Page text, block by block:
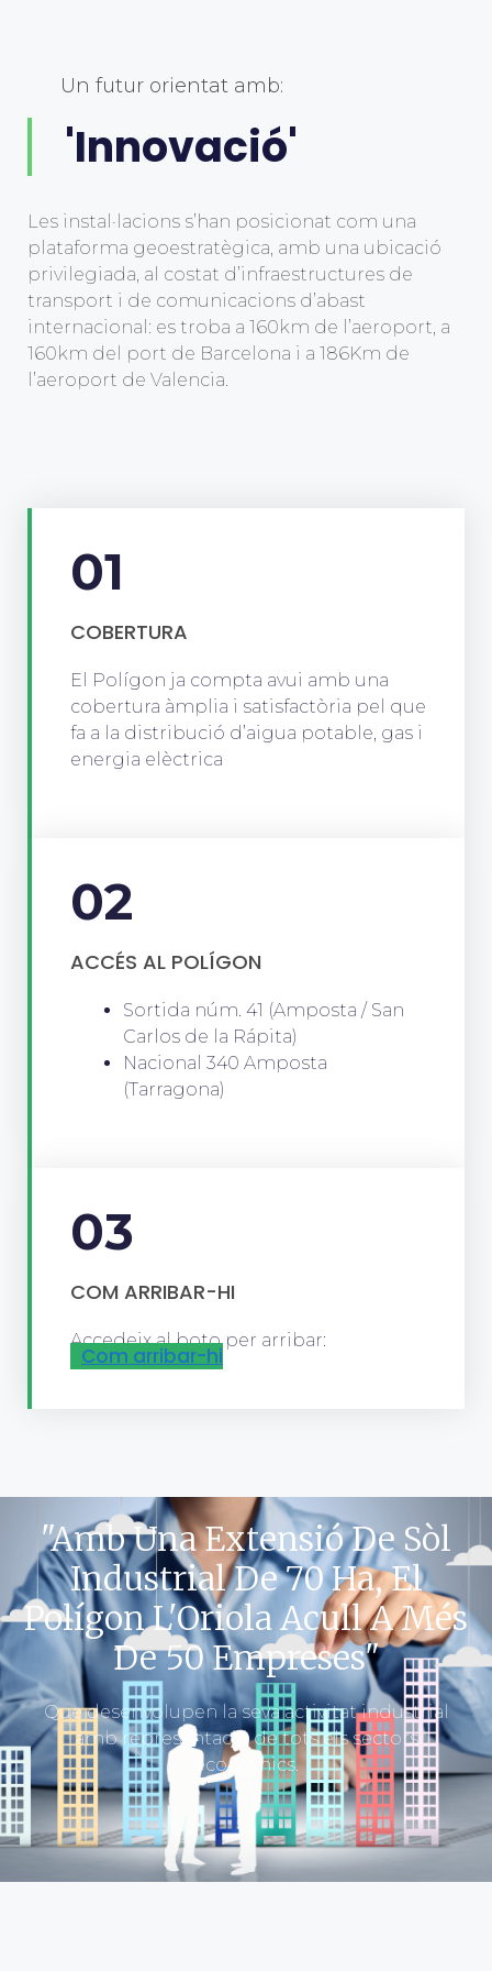
Un futur orientat amb:
'Innovació'
Les instal·lacions s’han posicionat com una
plataforma geoestratègica, amb una ubicació
privilegiada, al costat d’infraestructures de
transport i de comunicacions d’abast
internacional: es troba a 160km de l’aeroport, a
160km del port de Barcelona i a 186Km de
l’aeroport de Valencia.
01
COBERTURA
El Polígon ja compta avui amb una
cobertura àmplia i satisfactòria pel que
fa a la distribució d’aigua potable, gas i
energia elèctrica
02
ACCÉS AL POLÍGON
Sortida núm. 41 (Amposta / San
Carlos de la Rápita)
Nacional 340 Amposta
(Tarragona)
03
COM ARRIBAR-HI
Accedeix al boto per arribar:
Com arribar-hi
"Amb Una Extensió De Sòl
Industrial De 70 Ha, El
Polígon L'Oriola Acull A Més
De 50 Empreses"
Que desenvolupen la seva activitat industrial
amb representació de tots els sectors
econòmics.